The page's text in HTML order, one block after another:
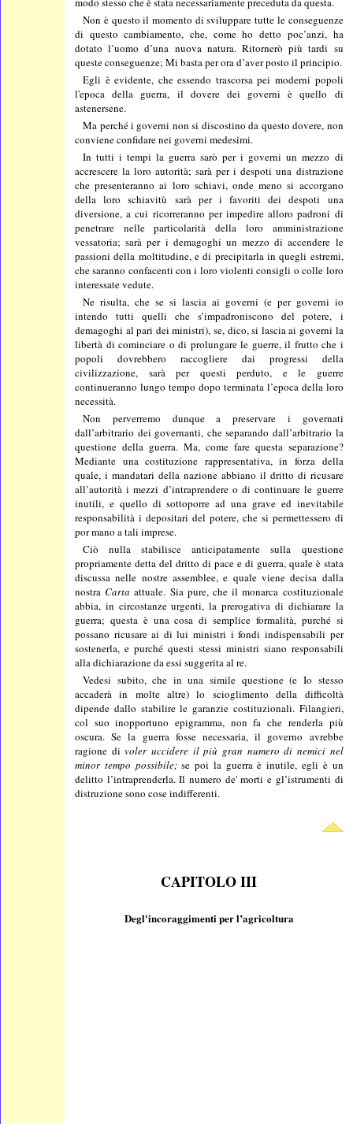
Non è questo il momento di sviluppare tutte le conseguenze
di questo cambiamento, che, come ho detto poc’anzi, ha
dotato l’uomo d’una nuova natura. Ritornerò più tardi su
queste conseguenze; Mi basta per ora d’aver posto il principio.
Egli è evidente, che essendo trascorsa pei moderni popoli
l'epoca della guerra, il dovere dei governi è quello di
astenersene.
Ma perché i governi non si discostino da questo dovere, non
conviene confidare nei governi medesimi.
In tutti i tempi la guerra sarò per i governi un mezzo di
accrescere la loro autorità; sarà per i despoti una distrazione
che presenteranno ai loro schiavi, onde meno si accorgano
della loro schiavitù sarà per i favoriti dei despoti una
diversione, a cui ricorreranno per impedire alloro padroni di
penetrare nelle particolarità della loro amministrazione
vessatoria; sarà per i demagoghi un mezzo di accendere le
passioni della moltitudine, e di precipitarla in quegli estremi,
che saranno confacenti con i loro violenti consigli o colle loro
interessate vedute.
Ne risulta, che se si lascia ai governi (e per governi io
intendo tutti quelli che s’impadroniscono del potere, i
demagoghi al pari dei ministri), se, dico, si lascia ai governi la
libertà di cominciare o di prolungare le guerre, il frutto che i
popoli dovrebbero raccogliere dai progressi della
civilizzazione, sarà per questi perduto, e le guerre
continueranno lungo tempo dopo terminata l’epoca della loro
necessità.
Non perverremo dunque a preservare i governati
dall’arbitrario dei governanti, che separando dall’arbitrario la
questione della guerra. Ma, come fare questa separazione?
Mediante una costituzione rappresentativa, in forza della
quale, i mandatari della nazione abbiano il dritto di ricusare
all’autorità i mezzi d’intraprendere o di continuare le guerre
inutili, e quello di sottoporre ad una grave ed inevitabile
responsabilità i depositari del potere, che si permettessero di
por mano a tali imprese.
Ciò nulla stabilisce anticipatamente sulla questione
propriamente detta del dritto di pace e di guerra, quale è stata
discussa nelle nostre assemblee, e quale viene decisa dalla
nostraCarta attuale. Sia pure, che il monarca costituzionale
abbia, in circostanze urgenti, la prerogativa di dichiarare la
guerra; questa è una cosa di semplice formalità, purché si
possano ricusare ai di lui ministri i fondi indispensabili per
sostenerla, e purché questi stessi ministri siano responsabili
alla dichiarazione da essi suggerita al re.
Vedesi subito, che in una simile questione (e Io stesso
accaderà in molte altre) lo scioglimento della difficoltà
dipende dallo stabilire le garanzie costituzionali. Filangieri,
col suo inopportuno epigramma, non fa che renderla più
oscura. Se la guerra fosse necessaria, il governo avrebbe
ragione divoler uccidere il più gran numero di nemici nel
minor tempo possibile;se poi la guerra è inutile, egli è un
delitto l’intraprenderla. Il numero de' morti e gl’istrumenti di
distruzione sono cose indifferenti.
CAPITOLO III
Degl'incoraggimenti per l’agricoltura